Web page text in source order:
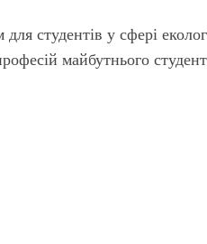
студентів у сфері
майбутнього